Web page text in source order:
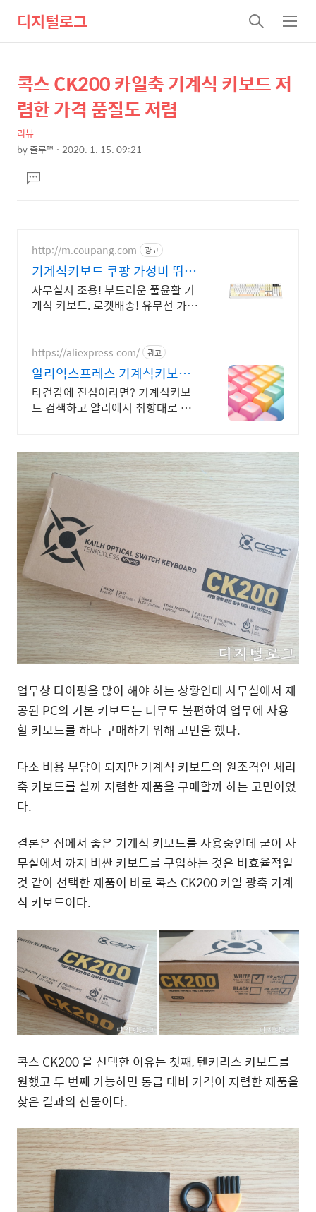
디지털로그
검
색
메
뉴
상
세
컨
텐
본
제
목
콕스 CK200 카일축 기계식 키보드 저
렴한 가격 품질도 저렴
리뷰
by줄루™ 2020. 1. 15. 09:21
문댓
글
http://m.coupang.com 광고
기계식키보드 쿠팡 가성비 뛰어
난 키보드
사무실서 조용! 부드러운 풀윤활 기
계식 키보드. 로켓배송! 유무선 가스
https://aliexpress.com/ 광고
알리익스프레스 기계식키보드
데스크 셋업, 알리에서 시작
타건감에 진심이라면? 기계식키보
드 검색하고 알리에서 취향대로 골
업무상 타이핑을 많이 해야 하는 상황인데 사무실에서 제
공된 PC의 기본 키보드는 너무도 불편하여 업무에 사용
할 키보드를 하나 구매하기 위해 고민을 했다.
다소 비용 부담이 되지만 기계식 키보드의 원조격인 체리
축 키보드를 살까 저렴한 제품을 구매할까 하는 고민이었
다.
결론은 집에서 좋은 기계식 키보드를 사용중인데 굳이 사
무실에서 까지 비싼 키보드를 구입하는 것은 비효율적일
것 같아 선택한 제품이 바로 콕스 CK200 카일 광축 기계
식 키보드이다.
콕스 CK200 을 선택한 이유는 첫째, 텐키리스 키보드를
원했고 두 번째 가능하면 동급 대비 가격이 저렴한 제품을
찾은 결과의 산물이다.